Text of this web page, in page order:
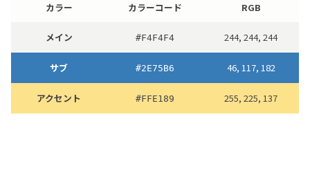
カラー カラーコード RGB
メイン #F4F4F4 244, 244, 244
サブ #2E75B6 46, 117, 182
アクセント #FFE189 255, 225, 137